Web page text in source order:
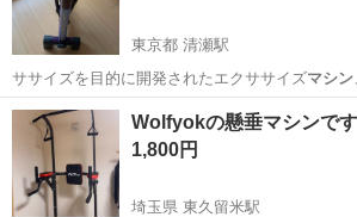
東京都 清瀬駅
ササイズを目的に開発されたエクササイズマシン
1セット60秒…
東京 清瀬市 フィットネス、
Wolfyokの懸垂マシンです
1,800円
埼玉県 東久留米駅